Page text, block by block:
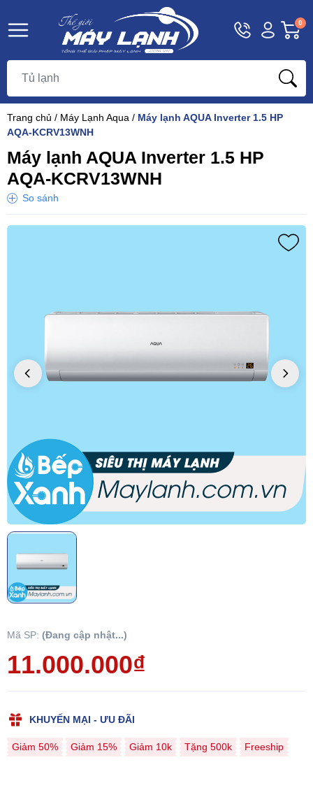
Hotline
1800
Tài
khoản
Khách
0
Trang chủ / Máy Lạnh Aqua / Máy lạnh AQUA Inverter 1.5 HP
AQA-KCRV13WNH
Máy lạnh AQUA Inverter 1.5 HP
AQA-KCRV13WNH
So sánh
Mã SP: (Đang cập nhật...)
11.000.000₫
KHUYẾN MẠI - ƯU ĐÃI
Giảm 50% Giảm 15% Giảm 10k Tặng 500k Freeship